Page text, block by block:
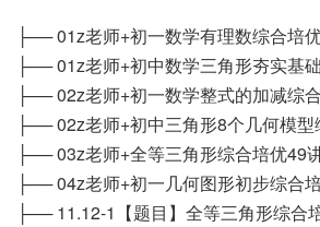
├── 01z老师+初一数学有理数综合培
├── 01z老师+初中数学三角形夯实基
├── 02z老师+初一数学整式的加减综
├── 02z老师+初中三角形8个几何模
├── 03z老师+全等三角形综合培优49
├── 04z老师+初一几何图形初步综合
├── 11.12-1【题目】全等三角形综合